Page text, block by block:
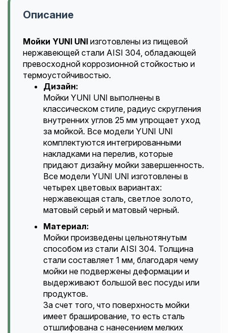
Описание
Мойки YUNI UNI изготовлены из пищевой
нержавеющей стали AISI 304, обладающей
превосходной коррозионной стойкостью и
термоустойчивостью.
Дизайн:
Мойки YUNI UNI выполнены в
классическом стиле, радиус скругления
внутренних углов 25 мм упрощает уход
за мойкой. Все модели YUNI UNI
комплектуются интегрированными
накладками на перелив, которые
придают дизайну мойки завершенность.
Все модели YUNI UNI изготовлены в
четырех цветовых вариантах:
нержавеющая сталь, светлое золото,
матовый серый и матовый черный.
Материал:
Мойки произведены цельнотянутым
способом из стали AISI 304. Толщина
стали составляет 1 мм, благодаря чему
мойки не подвержены деформации и
выдерживают большой вес посуды или
продуктов.
За счет того, что поверхность мойки
имеет браширование, то есть сталь
отшлифована с нанесением мелких